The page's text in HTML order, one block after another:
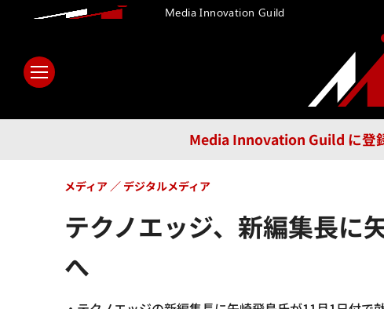
Media Innovation Guild に登
メディア テクノロジー
テクノエッジ、新編集長に
へ
メディア デジタルメディア
Media Innovation Guild